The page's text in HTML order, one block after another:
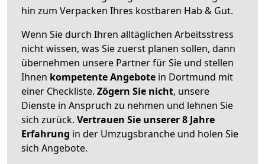
hin zum Verpacken Ihres kostbaren Hab & Gut.
Wenn Sie durch Ihren alltäglichen Arbeitsstress
nicht wissen, was Sie zuerst planen sollen, dann
übernehmen unsere Partner für Sie und stellen
Ihnen kompetente Angebote in Dortmund mit
einer Checkliste. Zögern Sie nicht, unsere
Dienste in Anspruch zu nehmen und lehnen Sie
sich zurück. Vertrauen Sie unserer 8 Jahre
Erfahrung in der Umzugsbranche und holen Sie
sich Angebote.